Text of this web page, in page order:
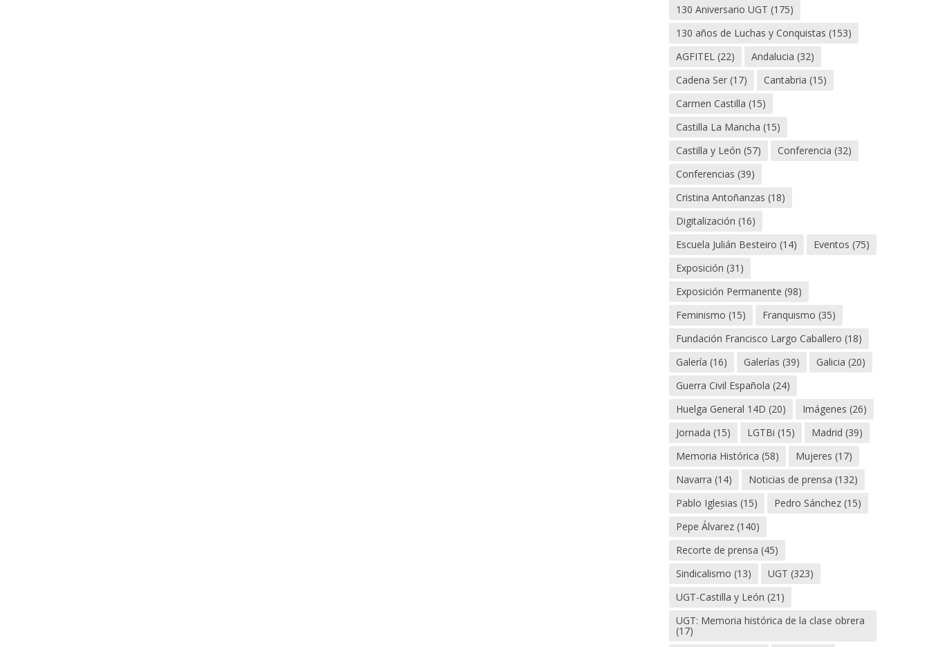
130 Aniversario UGT (175)
130 años de Luchas y Conquistas (153)
AGFITEL (22) Andalucia (32)
Cadena Ser (17) Cantabria (15)
Carmen Castilla (15)
Castilla La Mancha (15)
Castilla y León (57) Conferencia (32)
Conferencias (39)
Cristina Antoñanzas (18)
Digitalización (16)
Escuela Julián Besteiro (14) Eventos (75)
Exposición (31)
Exposición Permanente (98)
Feminismo (15) Franquismo (35)
Fundación Francisco Largo Caballero (18)
Galería (16) Galerías (39) Galicia (20)
Guerra Civil Española (24)
Huelga General 14D (20) Imágenes (26)
Jornada (15) LGTBi (15) Madrid (39)
Memoria Histórica (58) Mujeres (17)
Navarra (14) Noticias de prensa (132)
Pablo Iglesias (15) Pedro Sánchez (15)
Pepe Álvarez (140)
Recorte de prensa (45)
Sindicalismo (13) UGT (323)
UGT-Castilla y León (21)
UGT: Memoria histórica de la clase obrera
(17)